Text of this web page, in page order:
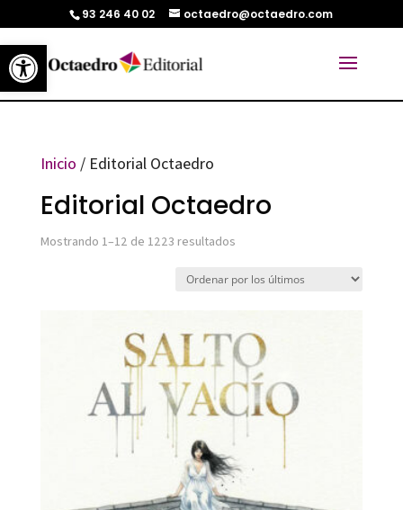
Abrir barra de herramientas
93 246 40 02 octaedro@octaedro.com
Inicio / Editorial Octaedro
Editorial Octaedro
Mostrando 1–12 de 1223 resultadosOrdenado